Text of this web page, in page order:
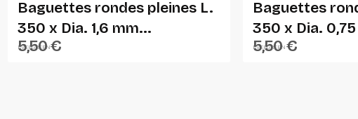
Baguettes rondes pleines L.
350 x Dia. 1,6 mm...
EVERGREEN
5,50 €
Baguettes
350 x Dia.
EVERGREEN
5,50 €